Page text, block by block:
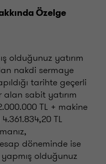
Özelge
olduğunuz yatırım
nakdi sermaye
tarihte geçerli
sabit yatırım
TL + makine
TL
döneminde ise
yapmış olduğunuz